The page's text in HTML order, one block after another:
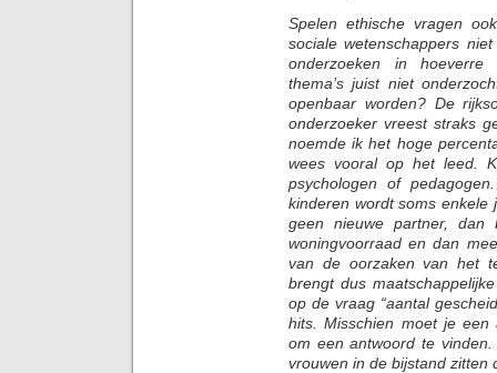
Spelen ethische vragen
sociale wetenschappers
onderzoeken in hoeverre
thema’s juist niet
openbaar worden? De
onderzoeker vreest straks
noemde ik het hoge
wees vooral op het leed.
psychologen of
kinderen wordt soms enkele
geen nieuwe partner,
woningvoorraad en dan
van de oorzaken van het
brengt dus
op de vraag “aantal
hits. Misschien moet je een
om een antwoord te
vrouwen in de bijstand zitten